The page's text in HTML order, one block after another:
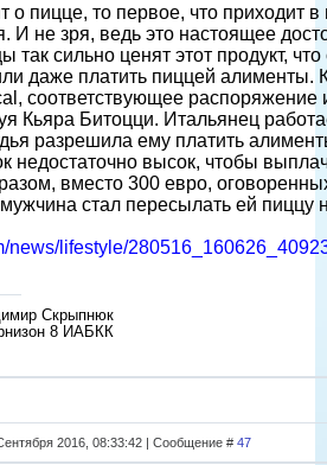
о пицце, то первое, что приходит в
И не зря, ведь это настоящее
так сильно ценят этот продукт,
даже платить пиццей алименты.
соответствующее распоряжение
Кьяра Битоцци. Итальянец
разрешила ему платить
недостаточно высок, чтобы
вместо 300 евро,
стал пересылать ей пиццу
news/lifestyle/
Скрыпнюк
8 ИАБКК
2016, 08:33:42 | Сообщение # 47